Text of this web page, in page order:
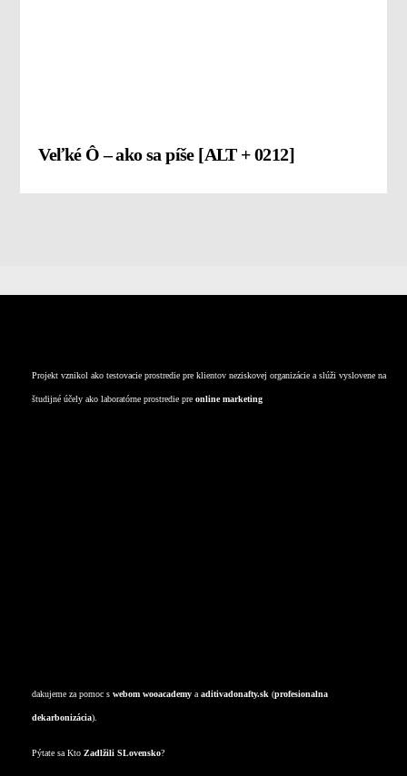
Veľké Ô – ako sa píše [ALT + 0212]
Projekt vznikol ako testovacie prostredie pre klientov neziskovej organizácie a slúži vyslovene na
študijné účely ako laboratórne prostredie preonline marketing
dakujeme za pomoc swebom wooacademy aaditivadonafty.sk (profesionalna
dekarbonizácia).
Pýtate sa KtoZadlžili SLovensko?